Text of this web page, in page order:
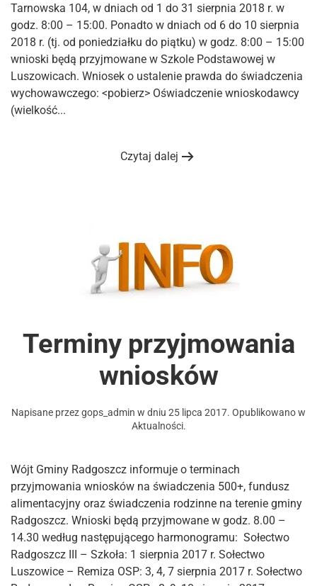
Tarnowska 104, w dniach od 1 do 31 sierpnia 2018 r. w
godz. 8:00 – 15:00. Ponadto w dniach od 6 do 10 sierpnia
2018 r. (tj. od poniedziałku do piątku) w godz. 8:00 – 15:00
wnioski będą przyjmowane w Szkole Podstawowej w
Luszowicach. Wniosek o ustalenie prawda do świadczenia
wychowawczego: <pobierz> Oświadczenie wnioskodawcy
(wielkość...
Czytaj dalej
Terminy przyjmowania
wniosków
Napisane przezgops_admin w dniu 25 lipca 2017. Opublikowano w
Aktualności.
Wójt Gminy Radgoszcz informuje o terminach
przyjmowania wniosków na świadczenia 500+, fundusz
alimentacyjny oraz świadczenia rodzinne na terenie gminy
Radgoszcz. Wnioski będą przyjmowane w godz. 8.00 –
14.30 według następującego harmonogramu: Sołectwo
Radgoszcz III – Szkoła: 1 sierpnia 2017 r. Sołectwo
Luszowice – Remiza OSP: 3, 4, 7 sierpnia 2017 r. Sołectwo